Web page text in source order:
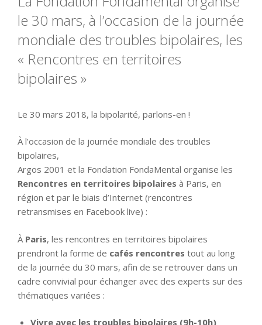
le 30 mars, à l’occasion de la journée
mondiale des troubles bipolaires, les
« Rencontres en territoires
bipolaires »
Le 30 mars 2018, la bipolarité, parlons-en !
À l’occasion de la journée mondiale des troubles
bipolaires,
Argos 2001 et la Fondation FondaMental organise les
Rencontres en territoires bipolaires à Paris, en
région et par le biais d’Internet (rencontres
retransmises en Facebook live) :
À Paris, les rencontres en territoires bipolaires
prendront la forme de cafés rencontres tout au long
de la journée du 30 mars, afin de se retrouver dans un
cadre convivial pour échanger avec des experts sur des
thématiques variées :
Vivre avec les troubles bipolaires (9h-10h)